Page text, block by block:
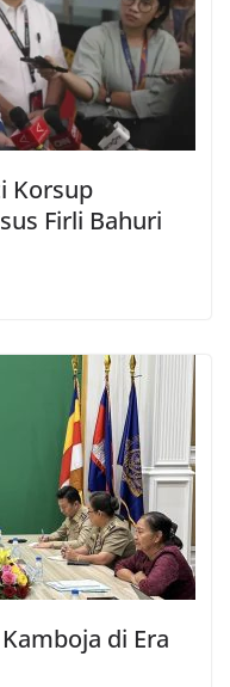
Korsup
Firli Bahuri
di Era